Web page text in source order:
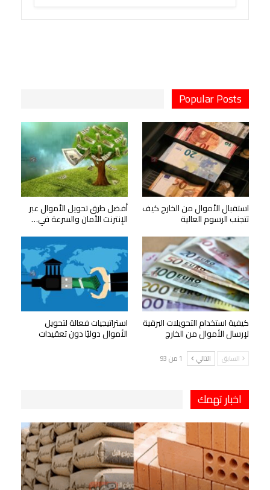
Popular Posts
استقبال الأموال من الخارج كيف
تتجنب الرسوم العالية
أفضل طرق تحويل الأموال عبر
الإنترنت الأمان والسرعة في…
كيفية استخدام التحويلات البرقية
لإرسال الأموال من الخارج
استراتيجيات فعالة لتحويل
الأموال دوليًا دون تعقيدات
السابق التالي 1 من 93
اخبار تهمك